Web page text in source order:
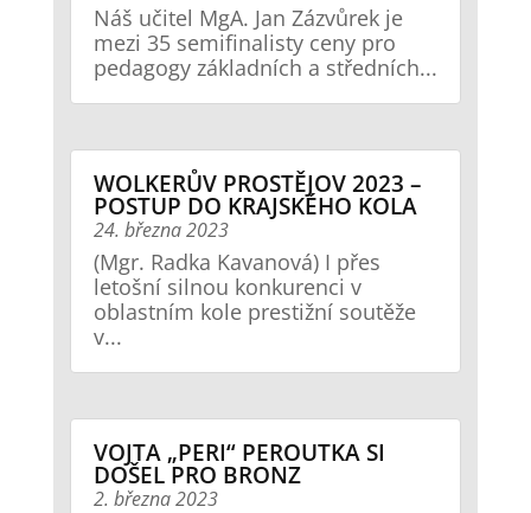
Náš učitel MgA. Jan Zázvůrek je
mezi 35 semifinalisty ceny pro
pedagogy základních a středních...
WOLKERŮV PROSTĚJOV 2023 –
POSTUP DO KRAJSKÉHO KOLA
24. března 2023
(Mgr. Radka Kavanová) I přes
letošní silnou konkurenci v
oblastním kole prestižní soutěže
v...
VOJTA „PERI“ PEROUTKA SI
DOŠEL PRO BRONZ
2. března 2023